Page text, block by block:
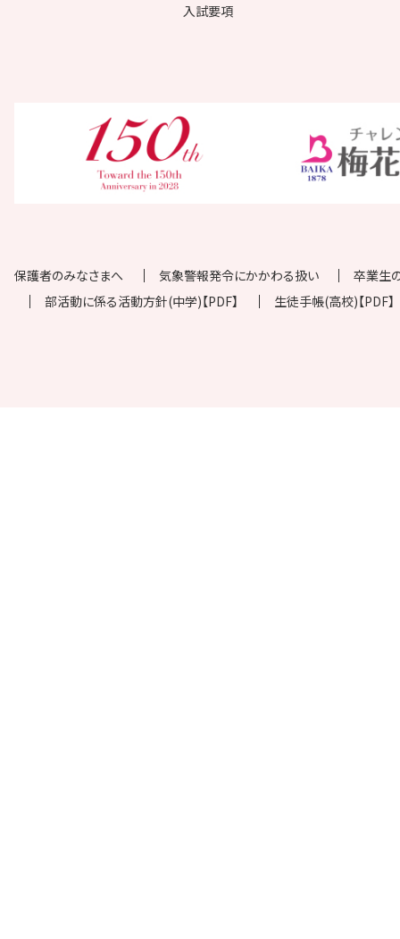
入試要項
保護者のみなさまへ 気象警報発令にかかわる扱い
卒業生
部活動に係る活動方針(中学)【PDF】
生徒手帳(高校)【PDF】